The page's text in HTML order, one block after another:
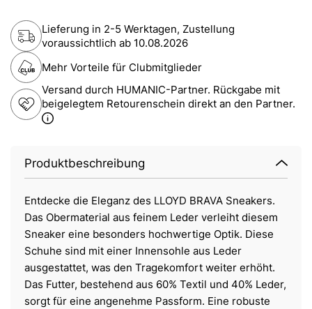
Lieferung in 2-5 Werktagen, Zustellung
voraussichtlich ab 10.08.2026
Mehr Vorteile für Clubmitglieder
Versand durch HUMANIC-Partner. Rückgabe mit
beigelegtem Retourenschein direkt an den Partner.
Produktbeschreibung
Entdecke die Eleganz des LLOYD BRAVA Sneakers.
Das Obermaterial aus feinem Leder verleiht diesem
Sneaker eine besonders hochwertige Optik. Diese
Schuhe sind mit einer Innensohle aus Leder
ausgestattet, was den Tragekomfort weiter erhöht.
Das Futter, bestehend aus 60% Textil und 40% Leder,
sorgt für eine angenehme Passform. Eine robuste